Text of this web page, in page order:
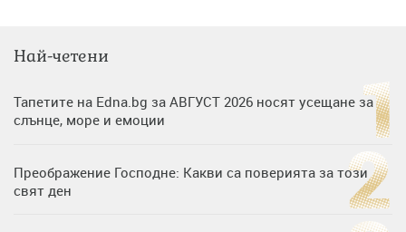
Най-четени
Тапетите на Edna.bg за АВГУСТ 2026 носят усещане за
слънце, море и емоции
Преображение Господне: Какви са поверията за този
свят ден